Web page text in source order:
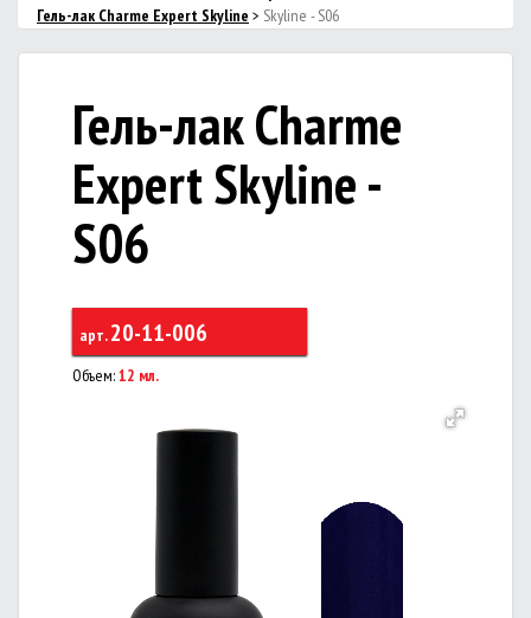
Гель-лак Charme Expert Skyline > Skyline - S06
Гель-лак Charme
Expert Skyline -
S06
арт.20-11-006
Объем:12 мл.